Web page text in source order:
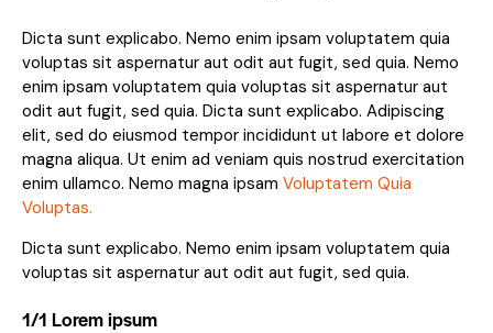
Dicta sunt explicabo. Nemo enim ipsam voluptatem quia
voluptas sit aspernatur aut odit aut fugit, sed quia. Nemo
enim ipsam voluptatem quia voluptas sit aspernatur aut
odit aut fugit, sed quia. Dicta sunt explicabo. Adipiscing
elit, sed do eiusmod tempor incididunt ut labore et dolore
magna aliqua. Ut enim ad veniam quis nostrud exercitation
enim ullamco. Nemo magna ipsam Voluptatem Quia
Voluptas.
Dicta sunt explicabo. Nemo enim ipsam voluptatem quia
voluptas sit aspernatur aut odit aut fugit, sed quia.
1/1 Lorem ipsum